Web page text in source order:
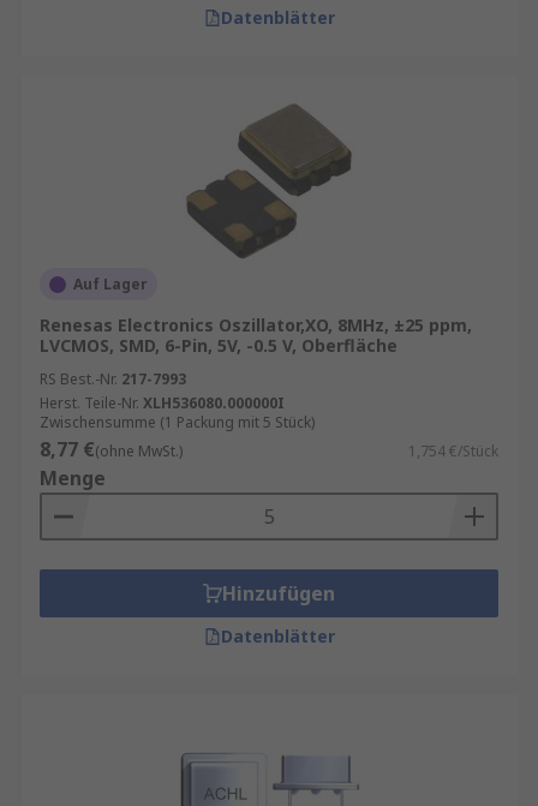
Datenblätter
Auf Lager
Renesas Electronics Oszillator,XO, 8MHz, ±25 ppm,
LVCMOS, SMD, 6-Pin, 5V, -0.5 V, Oberfläche
RS Best.-Nr. 217-7993
Herst. Teile-Nr. XLH536080.000000I
Zwischensumme (1 Packung mit 5 Stück)
8,77 €(ohne MwSt.) 1,754 €/Stück
Menge
Hinzufügen
Datenblätter